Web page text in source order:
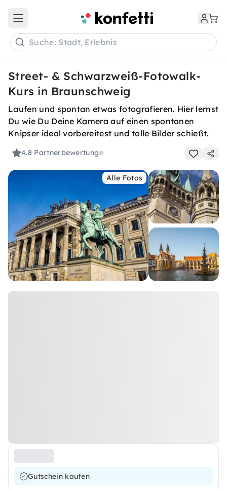
Open main menu
Suche: Stadt, Erlebnis
Street- & Schwarzweiß-Fotowalk-
Kurs in Braunschweig
Laufen und spontan etwas fotografieren. Hier lernst
Du wie Du Deine Kamera auf einen spontanen
Knipser ideal vorbereitest und tolle Bilder schießt.
4.8 Partnerbewertung
Alle Fotos
Gutschein kaufen